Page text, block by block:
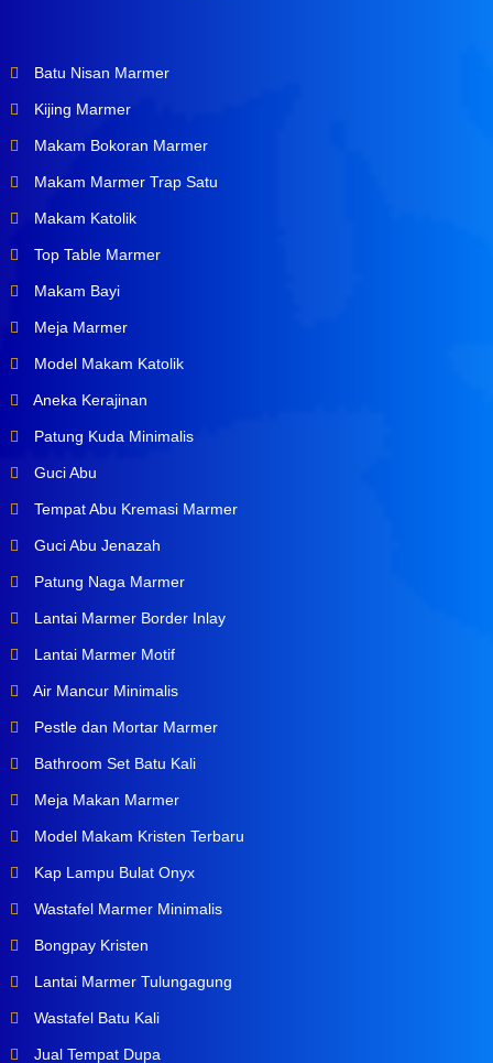
Batu Nisan Marmer
Kijing Marmer
Makam Bokoran Marmer
Makam Marmer Trap Satu
Makam Katolik
Top Table Marmer
Makam Bayi
Meja Marmer
Model Makam Katolik
Aneka Kerajinan
Patung Kuda Minimalis
Guci Abu
Tempat Abu Kremasi Marmer
Guci Abu Jenazah
Patung Naga Marmer
Lantai Marmer Border Inlay
Lantai Marmer Motif
Air Mancur Minimalis
Pestle dan Mortar Marmer
Bathroom Set Batu Kali
Meja Makan Marmer
Model Makam Kristen Terbaru
Kap Lampu Bulat Onyx
Wastafel Marmer Minimalis
Bongpay Kristen
Lantai Marmer Tulungagung
Wastafel Batu Kali
Jual Tempat Dupa